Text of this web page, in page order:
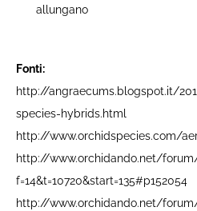
allungano
Fonti:
http://angraecums.blogspot.it/
species-hybrids.html
http://www.orchidspecies.com/
http://www.orchidando.net/
f=14&t=10720&start=135#p152054
http://www.orchidando.net/forum/